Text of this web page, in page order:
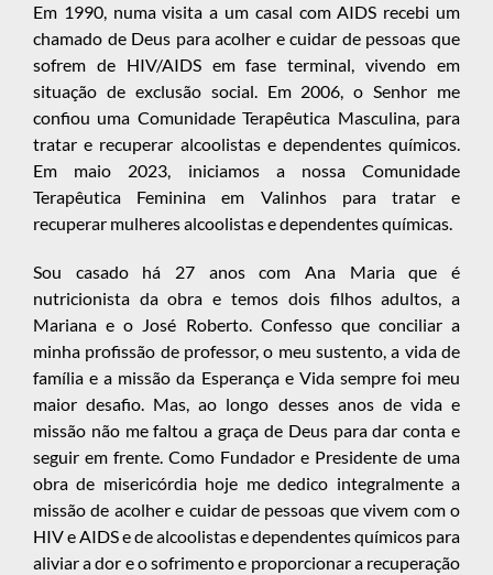
Em 1990, numa visita a um casal com AIDS recebi um
chamado de Deus para acolher e cuidar de pessoas que
sofrem de HIV/AIDS em fase terminal, vivendo em
situação de exclusão social. Em 2006, o Senhor me
confiou uma Comunidade Terapêutica Masculina, para
tratar e recuperar alcoolistas e dependentes químicos.
Em maio 2023, iniciamos a nossa Comunidade
Terapêutica Feminina em Valinhos para tratar e
recuperar mulheres alcoolistas e dependentes químicas.
Sou casado há 27 anos com Ana Maria que é
nutricionista da obra e temos dois filhos adultos, a
Mariana e o José Roberto. Confesso que conciliar a
minha profissão de professor, o meu sustento, a vida de
família e a missão da Esperança e Vida sempre foi meu
maior desafio. Mas, ao longo desses anos de vida e
missão não me faltou a graça de Deus para dar conta e
seguir em frente. Como Fundador e Presidente de uma
obra de misericórdia hoje me dedico integralmente a
missão de acolher e cuidar de pessoas que vivem com o
HIV e AIDS e de alcoolistas e dependentes químicos para
aliviar a dor e o sofrimento e proporcionar a recuperação